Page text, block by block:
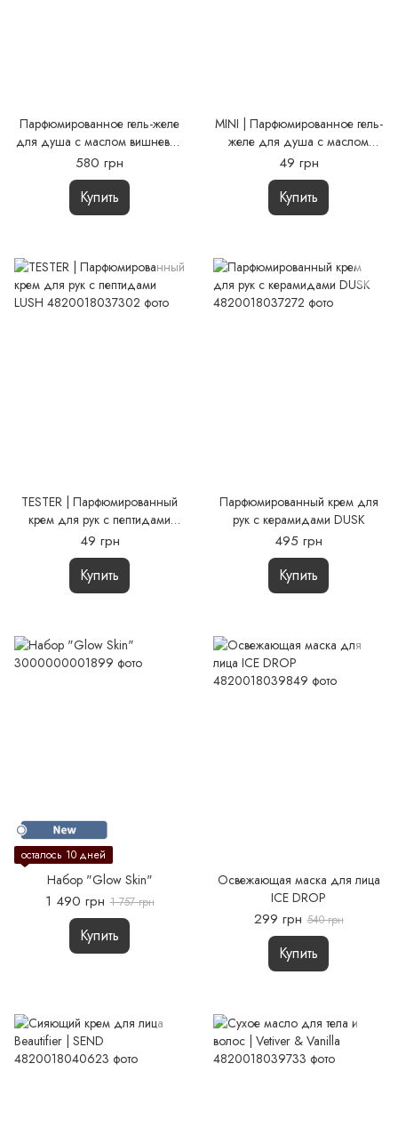
Парфюмированное гель-желе
для душа с маслом вишневых
косточек | Smoky Cherry
580 грн
Купить
MINI | Парфюмированное гель-
желе для душа с маслом
вишневых косточек | Smoky
Cherry
49 грн
Купить
TESTER | Парфюмированный
крем для рук с пептидами
LUSH
49 грн
Купить
Парфюмированный крем для
рук с керамидами DUSK
495 грн
Купить
осталось 10 дней
Набор "Glow Skin"
1 490 грн 1 757 грн
Купить
Освежающая маска для лица
ICE DROP
299 грн 540 грн
Купить